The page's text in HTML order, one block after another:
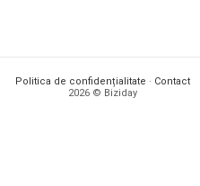
Politica de confidențialitate · Contact
2026 © Biziday